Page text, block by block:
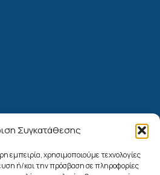
Συγκατάθεσης
εμπειρία, χρησιμοποιούμε τεχνολογίες
ή/και την πρόσβαση σε πληροφορίες
Επικοινωνίας